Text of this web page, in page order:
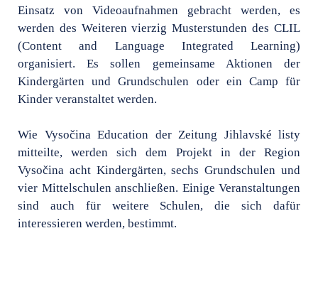
Einsatz von Videoaufnahmen gebracht werden, es
werden des Weiteren vierzig Musterstunden des CLIL
(Content and Language Integrated Learning)
organisiert. Es sollen gemeinsame Aktionen der
Kindergärten und Grundschulen oder ein Camp für
Kinder veranstaltet werden.
Wie Vysočina Education der Zeitung Jihlavské listy
mitteilte, werden sich dem Projekt in der Region
Vysočina acht Kindergärten, sechs Grundschulen und
vier Mittelschulen anschließen. Einige Veranstaltungen
sind auch für weitere Schulen, die sich dafür
interessieren werden, bestimmt.